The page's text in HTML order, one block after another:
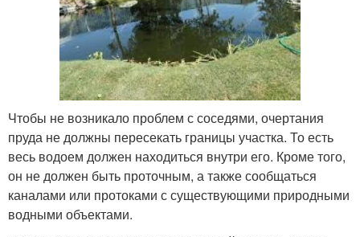
Чтобы не возникало проблем с соседями, очертания
пруда не должны пересекать границы участка. То есть
весь водоем должен находиться внутри его. Кроме того,
он не должен быть проточным, а также сообщаться
каналами или протоками с существующими природными
водными объектами.